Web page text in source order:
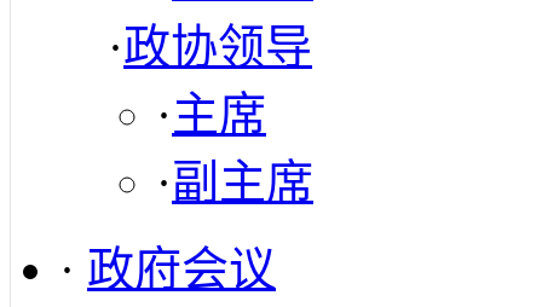
·政协领导
·主席
·副主席
· 政府会议